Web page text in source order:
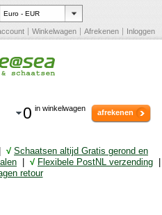
Winkelwagen Afrekenen Inloggen
0 in winkelwagen afrekenen
√ Schaatsen altijd Gratis gerond en
√ Flexibele PostNL verzending
retour